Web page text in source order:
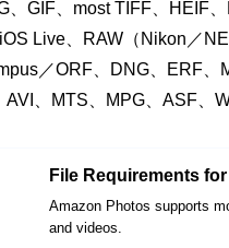
GIF、most TIFF、HEIF
Live、RAW（Nikon／
／ORF、DNG、ERF、
、MTS、MPG、ASF、
File Requirements
Amazon Photos supports
and videos.